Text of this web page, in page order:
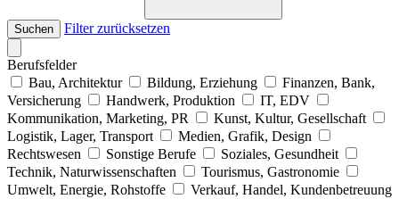
Suchen Filter zurücksetzen
Berufsfelder
Bau, Architektur
Bildung, Erziehung
Finanzen, Bank,
Versicherung
Handwerk, Produktion
IT, EDV
Kommunikation, Marketing, PR
Kunst, Kultur, Gesellschaft
Logistik, Lager, Transport
Medien, Grafik, Design
Rechtswesen
Sonstige Berufe
Soziales, Gesundheit
Technik, Naturwissenschaften
Tourismus, Gastronomie
Umwelt, Energie, Rohstoffe
Verkauf, Handel, Kundenbetreuung